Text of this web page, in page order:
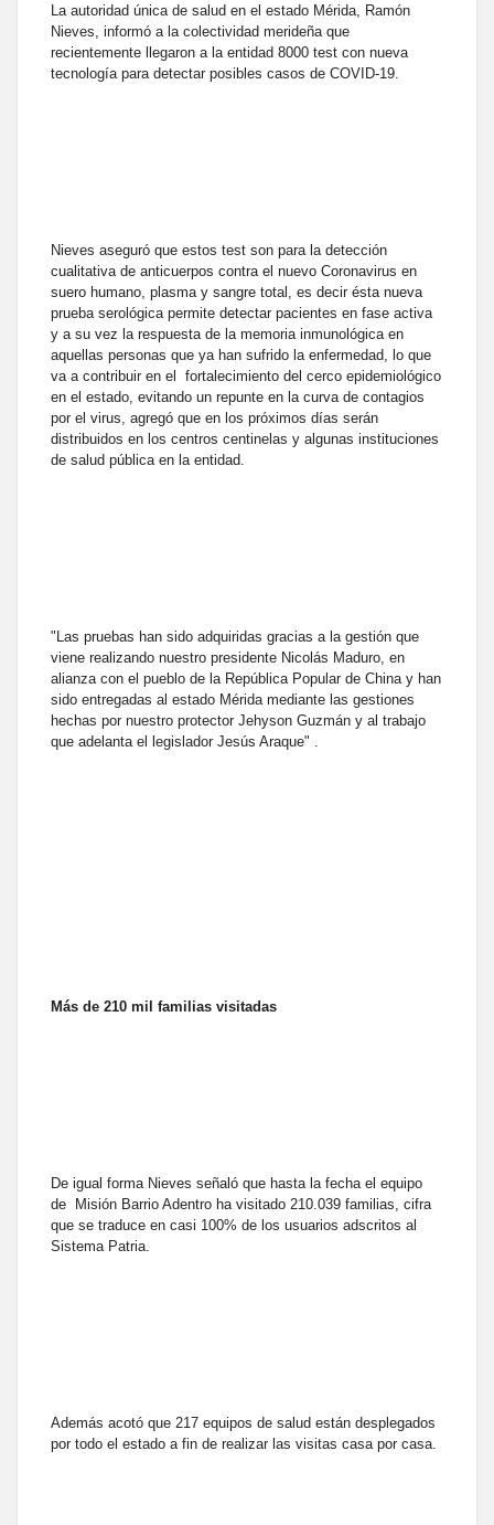
La autoridad única de salud en el estado Mérida, Ramón
Nieves, informó a la colectividad merideña que
recientemente llegaron a la entidad 8000 test con nueva
tecnología para detectar posibles casos de COVID-19.
Nieves aseguró que estos test son para la detección
cualitativa de anticuerpos contra el nuevo Coronavirus en
suero humano, plasma y sangre total, es decir ésta nueva
prueba serológica permite detectar pacientes en fase activa
y a su vez la respuesta de la memoria inmunológica en
aquellas personas que ya han sufrido la enfermedad, lo que
va a contribuir en el fortalecimiento del cerco epidemiológico
en el estado, evitando un repunte en la curva de contagios
por el virus, agregó que en los próximos días serán
distribuidos en los centros centinelas y algunas instituciones
de salud pública en la entidad.
"Las pruebas han sido adquiridas gracias a la gestión que
viene realizando nuestro presidente Nicolás Maduro, en
alianza con el pueblo de la República Popular de China y han
sido entregadas al estado Mérida mediante las gestiones
hechas por nuestro protector Jehyson Guzmán y al trabajo
que adelanta el legislador Jesús Araque" .
Más de 210 mil familias visitadas
De igual forma Nieves señaló que hasta la fecha el equipo
de Misión Barrio Adentro ha visitado 210.039 familias, cifra
que se traduce en casi 100% de los usuarios adscritos al
Sistema Patria.
Además acotó que 217 equipos de salud están desplegados
por todo el estado a fin de realizar las visitas casa por casa.